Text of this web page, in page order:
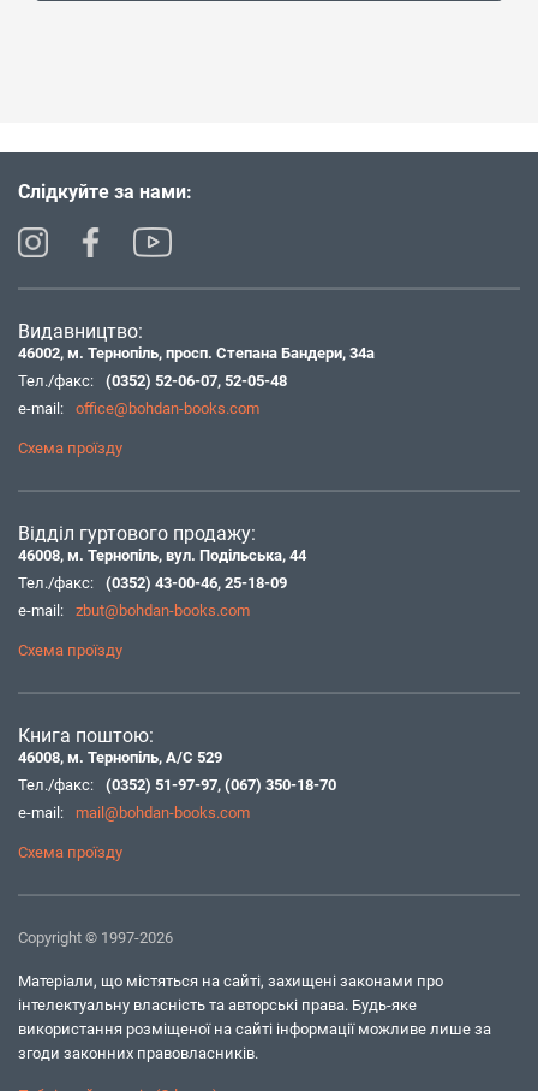
Слідкуйте за нами:
Видавництво:
46002, м. Тернопіль, просп. Степана Бандери, 34а
Тел./факс:
(0352) 52-06-07, 52-05-48
e-mail:
office@bohdan-books.com
Схема проїзду
Відділ гуртового продажу:
46008, м. Тернопіль, вул. Подільська, 44
Тел./факс:
(0352) 43-00-46, 25-18-09
e-mail:
zbut@bohdan-books.com
Схема проїзду
Книга поштою:
46008, м. Тернопіль, А/С 529
Тел./факс:
(0352) 51-97-97, (067) 350-18-70
e-mail:
mail@bohdan-books.com
Схема проїзду
Copyright © 1997-2026
Матеріали, що містяться на сайті, захищені законами про
інтелектуальну власність та авторські права. Будь-яке
використання розміщеної на сайті інформації можливе лише за
згоди законних правовласників.